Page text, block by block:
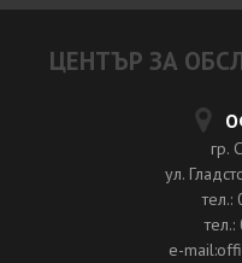
ЦЕНТЪР ЗА
гр.
ул.
тел.:
e-